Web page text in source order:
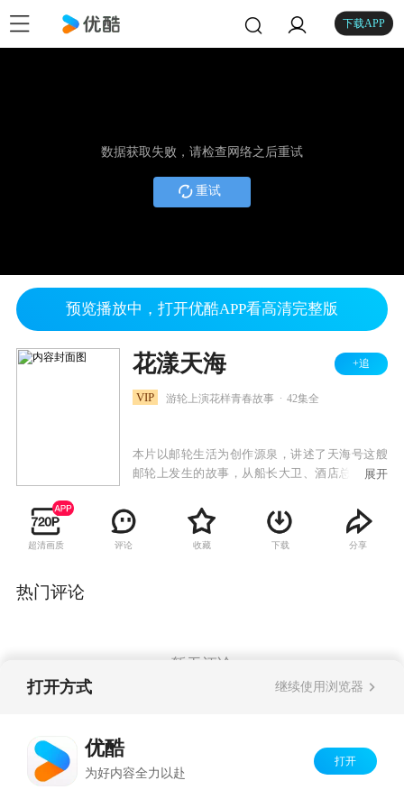
下载APP
数据获取失败，请检查网络之后重试
重试
预览播放中，打开优酷APP看高清完整版
花漾天海 +追
VIP 游轮上演花样青春故事 42集全
本片以邮轮生活为创作源泉，讲述了天海号这艘
邮轮上发生的故事，从船长大卫、酒店总监裴冷
新人等八名性格各异的工作人员主视角出发，每
集以不同的游客作为故事主导人物，讲述爱情、
友情以及亲情等不同主题的故事。
展开
超清画质 评论 收藏 下载 分享
热门评论
暂无评论
打开方式 继续使用浏览器
优酷
为好内容全力以赴
打开